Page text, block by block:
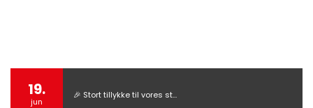
19.
jun
🎉 Stort tillykke til vores st…